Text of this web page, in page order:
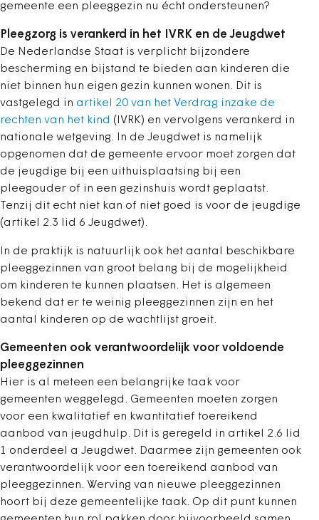
gemeente een pleeggezin nu écht ondersteunen?
Pleegzorg is verankerd in het IVRK en de Jeugdwet
De Nederlandse Staat is verplicht bijzondere
bescherming en bijstand te bieden aan kinderen die
niet binnen hun eigen gezin kunnen wonen. Dit is
vastgelegd in artikel 20 van het Verdrag inzake de
rechten van het kind (IVRK) en vervolgens verankerd in
nationale wetgeving. In de Jeugdwet is namelijk
opgenomen dat de gemeente ervoor moet zorgen dat
de jeugdige bij een uithuisplaatsing bij een
pleegouder of in een gezinshuis wordt geplaatst.
Tenzij dit echt niet kan of niet goed is voor de jeugdige
(artikel 2.3 lid 6 Jeugdwet).
In de praktijk is natuurlijk ook het aantal beschikbare
pleeggezinnen van groot belang bij de mogelijkheid
om kinderen te kunnen plaatsen. Het is algemeen
bekend dat er te weinig pleeggezinnen zijn en het
aantal kinderen op de wachtlijst groeit.
Gemeenten ook verantwoordelijk voor voldoende
pleeggezinnen
Hier is al meteen een belangrijke taak voor
gemeenten weggelegd. Gemeenten moeten zorgen
voor een kwalitatief en kwantitatief toereikend
aanbod van jeugdhulp. Dit is geregeld in artikel 2.6 lid
1 onderdeel a Jeugdwet. Daarmee zijn gemeenten ook
verantwoordelijk voor een toereikend aanbod van
pleeggezinnen. Werving van nieuwe pleeggezinnen
hoort bij deze gemeentelijke taak. Op dit punt kunnen